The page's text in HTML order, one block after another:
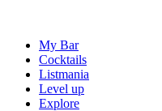
My Bar
Cocktails
Listmania
Level up
Explore